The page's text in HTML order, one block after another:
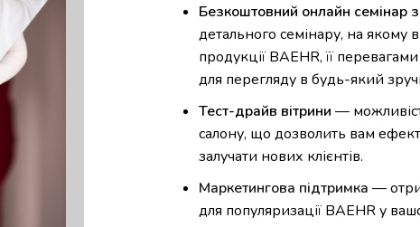
Безкоштовний онлайн семінар
детального семінару, на
продукції BAEHR, її
для перегляду в будь-який
Тест-драйв вітрини —
салону, що дозволить вам
залучати нових клієнтів.
Маркетингова підтримка —
для популяризації BAEHR у